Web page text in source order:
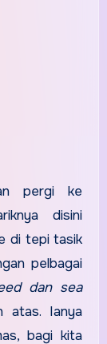
pergi ke
disini
di tepi tasik
pelbagai
dan sea
atas. Ianya
bagi kita